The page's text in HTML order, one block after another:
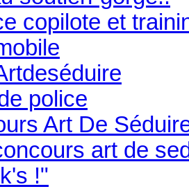
copilote et
police
Art De
art de
!"